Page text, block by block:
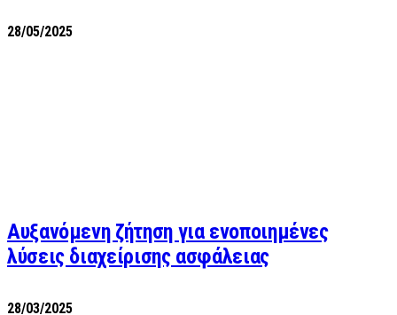
28/05/2025
Αυξανόμενη ζήτηση για ενοποιημένες
λύσεις διαχείρισης ασφάλειας
28/03/2025